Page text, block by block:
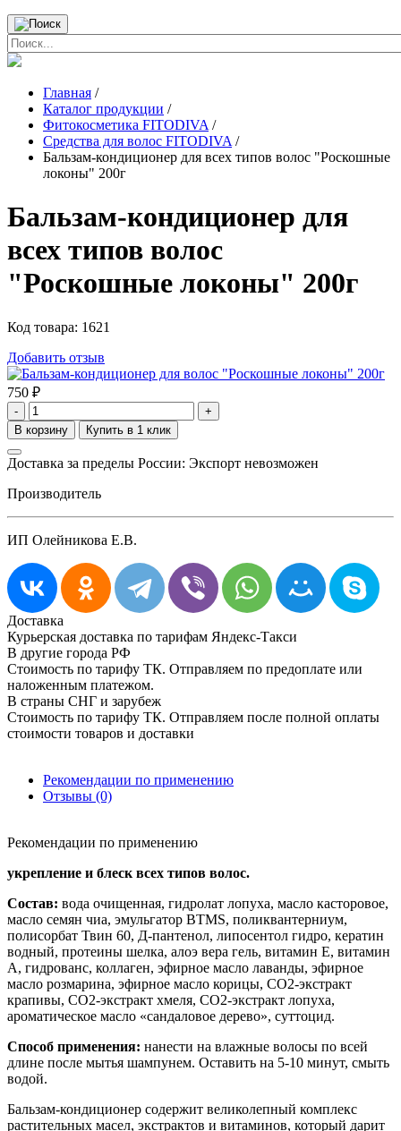
Главная /
Каталог продукции /
Фитокосметика FITODIVA /
Средства для волос FITODIVA /
Бальзам-кондиционер для всех типов волос "Роскошные
локоны" 200г
Бальзам-кондиционер для
всех типов волос
"Роскошные локоны" 200г
Код товара: 1621
Добавить отзыв
750 ₽
- +
Доставка за пределы России: Экспорт невозможен
Производитель
ИП Олейникова Е.В.
Доставка
Курьерская доставка по тарифам Яндекс-Такси
В другие города РФ
Стоимость по тарифу ТК. Отправляем по предоплате или
наложенным платежом.
В страны СНГ и зарубеж
Стоимость по тарифу ТК. Отправляем после полной оплаты
стоимости товаров и доставки
Рекомендации по применению
Отзывы (0)
Рекомендации по применению
укрепление и блеск всех типов волос.
Состав: вода очищенная, гидролат лопуха, масло касторовое,
масло семян чиа, эмульгатор BTMS, поликвантерниум,
полисорбат Твин 60, Д-пантенол, липосентол гидро, кератин
водный, протеины шелка, алоэ вера гель, витамин Е, витамин
А, гидрованс, коллаген, эфирное масло лаванды, эфирное
масло розмарина, эфирное масло корицы, СО2-экстракт
крапивы, СО2-экстракт хмеля, СО2-экстракт лопуха,
ароматическое масло «сандаловое дерево», суттоцид.
Способ применения: нанести на влажные волосы по всей
длине после мытья шампунем. Оставить на 5-10 минут, смыть
водой.
Бальзам-кондиционер содержит великолепный комплекс
растительных масел, экстрактов и витаминов, который дарит